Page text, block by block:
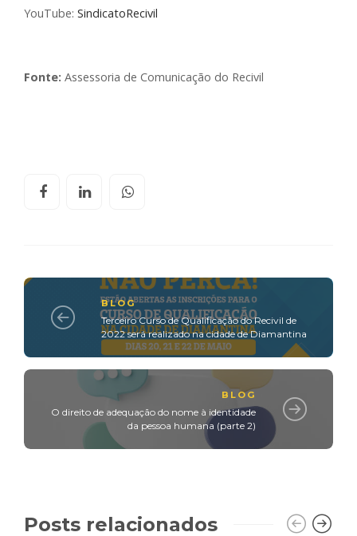
YouTube: SindicatoRecivil
Fonte: Assessoria de Comunicação do Recivil
BLOG
Terceiro Curso de Qualificação do Recivil de
2022 será realizado na cidade de Diamantina
BLOG
O direito de adequação do nome à identidade
da pessoa humana (parte 2)
Posts relacionados